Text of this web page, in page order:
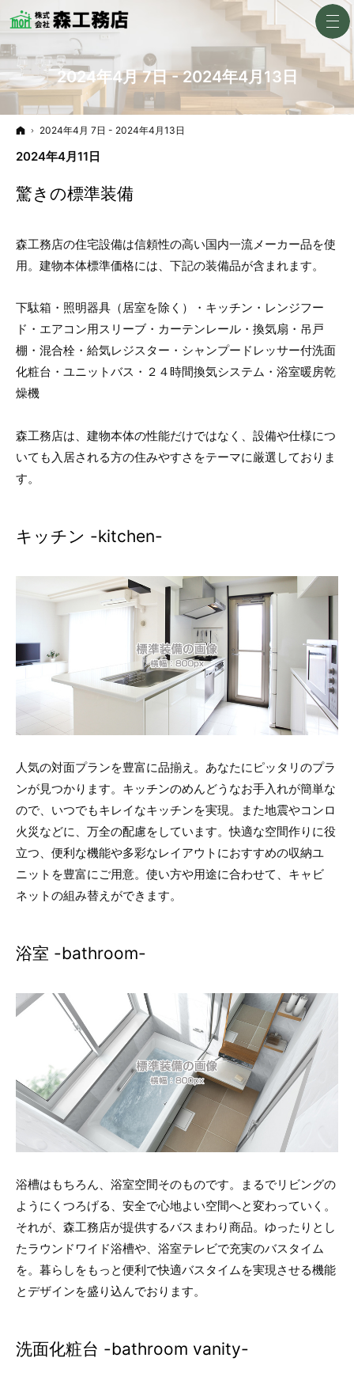
2024年4月 7日 - 2024年4月13日
ホーム
2024年4月 7日 - 2024年4月13日
2024年4月11日
驚きの標準装備
森工務店の住宅設備は信頼性の高い国内一流メーカー品を使
用。建物本体標準価格には、下記の装備品が含まれます。
下駄箱・照明器具（居室を除く）・キッチン・レンジフー
ド・エアコン用スリーブ・カーテンレール・換気扇・吊戸
棚・混合栓・給気レジスター・シャンプードレッサー付洗面
化粧台・ユニットバス・２４時間換気システム・浴室暖房乾
燥機
森工務店は、建物本体の性能だけではなく、設備や仕様につ
いても入居される方の住みやすさをテーマに厳選しておりま
す。
キッチン -kitchen-
人気の対面プランを豊富に品揃え。あなたにピッタリのプラ
ンが見つかります。キッチンのめんどうなお手入れが簡単な
ので、いつでもキレイなキッチンを実現。また地震やコンロ
火災などに、万全の配慮をしています。快適な空間作りに役
立つ、便利な機能や多彩なレイアウトにおすすめの収納ユ
ニットを豊富にご用意。使い方や用途に合わせて、キャビ
ネットの組み替えができます。
浴室 -bathroom-
浴槽はもちろん、浴室空間そのものです。まるでリビングの
ようにくつろげる、安全で心地よい空間へと変わっていく。
それが、森工務店が提供するバスまわり商品。ゆったりとし
たラウンドワイド浴槽や、浴室テレビで充実のバスタイム
を。暮らしをもっと便利で快適バスタイムを実現させる機能
とデザインを盛り込んでおります。
洗面化粧台 -bathroom vanity-